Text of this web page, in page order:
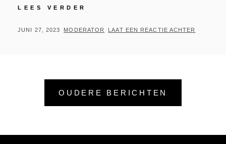
LEES VERDER
GEPLAATST
JUNI 27, 2023 BY
MODERATOR LAAT EEN REACTIE ACHTER
Berichtennavigatie
OUDERE BERICHTEN